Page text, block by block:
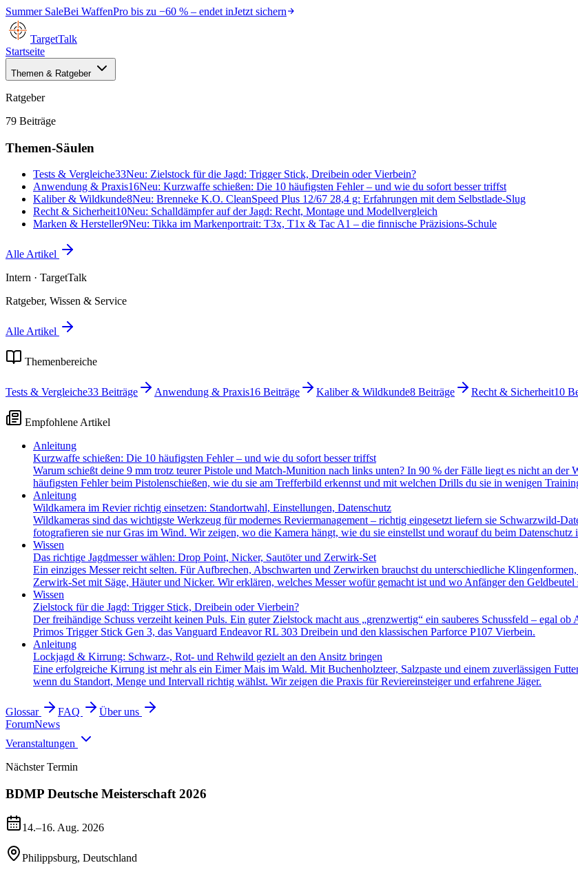
Summer SaleBei WaffenPro bis zu −60 % – endet inJetzt sichern
TargetTalk
Startseite
Themen & Ratgeber
Ratgeber
79 Beiträge
Themen-Säulen
Tests & Vergleiche33Neu: Zielstock für die Jagd: Trigger Stick, Dreibein oder Vierbein?
Anwendung & Praxis16Neu: Kurzwaffe schießen: Die 10 häufigsten Fehler – und wie du sofort besser triffst
Kaliber & Wildkunde8Neu: Brenneke K.O. CleanSpeed Plus 12/67 28,4 g: Erfahrungen mit dem Selbstlade-Slug
Recht & Sicherheit10Neu: Schalldämpfer auf der Jagd: Recht, Montage und Modellvergleich
Marken & Hersteller9Neu: Tikka im Markenportrait: T3x, T1x & Tac A1 – die finnische Präzisions-Schule
Alle Artikel
Intern · TargetTalk
Ratgeber, Wissen & Service
Alle Artikel
Themenbereiche
Tests & Vergleiche33 Beiträge Anwendung & Praxis16 Beiträge Kaliber & Wildkunde8 Beiträge Recht & Sicherheit10
Empfohlene Artikel
Anleitung
Kurzwaffe schießen: Die 10 häufigsten Fehler – und wie du sofort besser triffst
Warum schießt deine 9 mm trotz teurer Pistole und Match-Munition nach links unten? In 90 % der Fälle liegt es nicht an
häufigsten Fehler beim Pistolenschießen, wie du sie am Trefferbild erkennst und mit welchen Drills du sie in wenigen
Anleitung
Wildkamera im Revier richtig einsetzen: Standortwahl, Einstellungen, Datenschutz
Wildkameras sind das wichtigste Werkzeug für modernes Reviermanagement – richtig eingesetzt liefern sie Schwarzwild-
fotografieren sie nur Gras im Wind. Wir zeigen, wo die Kamera hängt, wie du sie einstellst und worauf du beim Datenschutz
Wissen
Das richtige Jagdmesser wählen: Drop Point, Nicker, Sautöter und Zerwirk-Set
Ein einziges Messer reicht selten. Für Aufbrechen, Abschwarten und Zerwirken brauchst du unterschiedliche
Zerwirk-Set mit Säge, Häuter und Nicker. Wir erklären, welches Messer wofür gemacht ist und wo Anfänger den Geldbeutel
Wissen
Zielstock für die Jagd: Trigger Stick, Dreibein oder Vierbein?
Der freihändige Schuss verzeiht keinen Puls. Ein guter Zielstock macht aus „grenzwertig“ ein sauberes Schussfeld – egal
Primos Trigger Stick Gen 3, das Vanguard Endeavor RL 303 Dreibein und den klassischen Parforce P107 Vierbein.
Anleitung
Lockjagd & Kirrung: Schwarz-, Rot- und Rehwild gezielt an den Ansitz bringen
Eine erfolgreiche Kirrung ist mehr als ein Eimer Mais im Wald. Mit Buchenholzteer, Salzpaste und einem zuverlässigen
wenn du Standort, Menge und Intervall richtig wählst. Wir zeigen die Praxis für Reviereinsteiger und erfahrene Jäger.
Glossar FAQ
Über uns
ForumNews
Veranstaltungen
Nächster Termin
BDMP Deutsche Meisterschaft 2026
14.–16. Aug. 2026
Philippsburg, Deutschland